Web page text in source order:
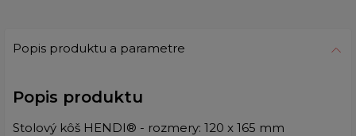
Popis produktu a parametre
Popis produktu
Stolový kôš HENDI® - rozmery: 120 x 165 mm